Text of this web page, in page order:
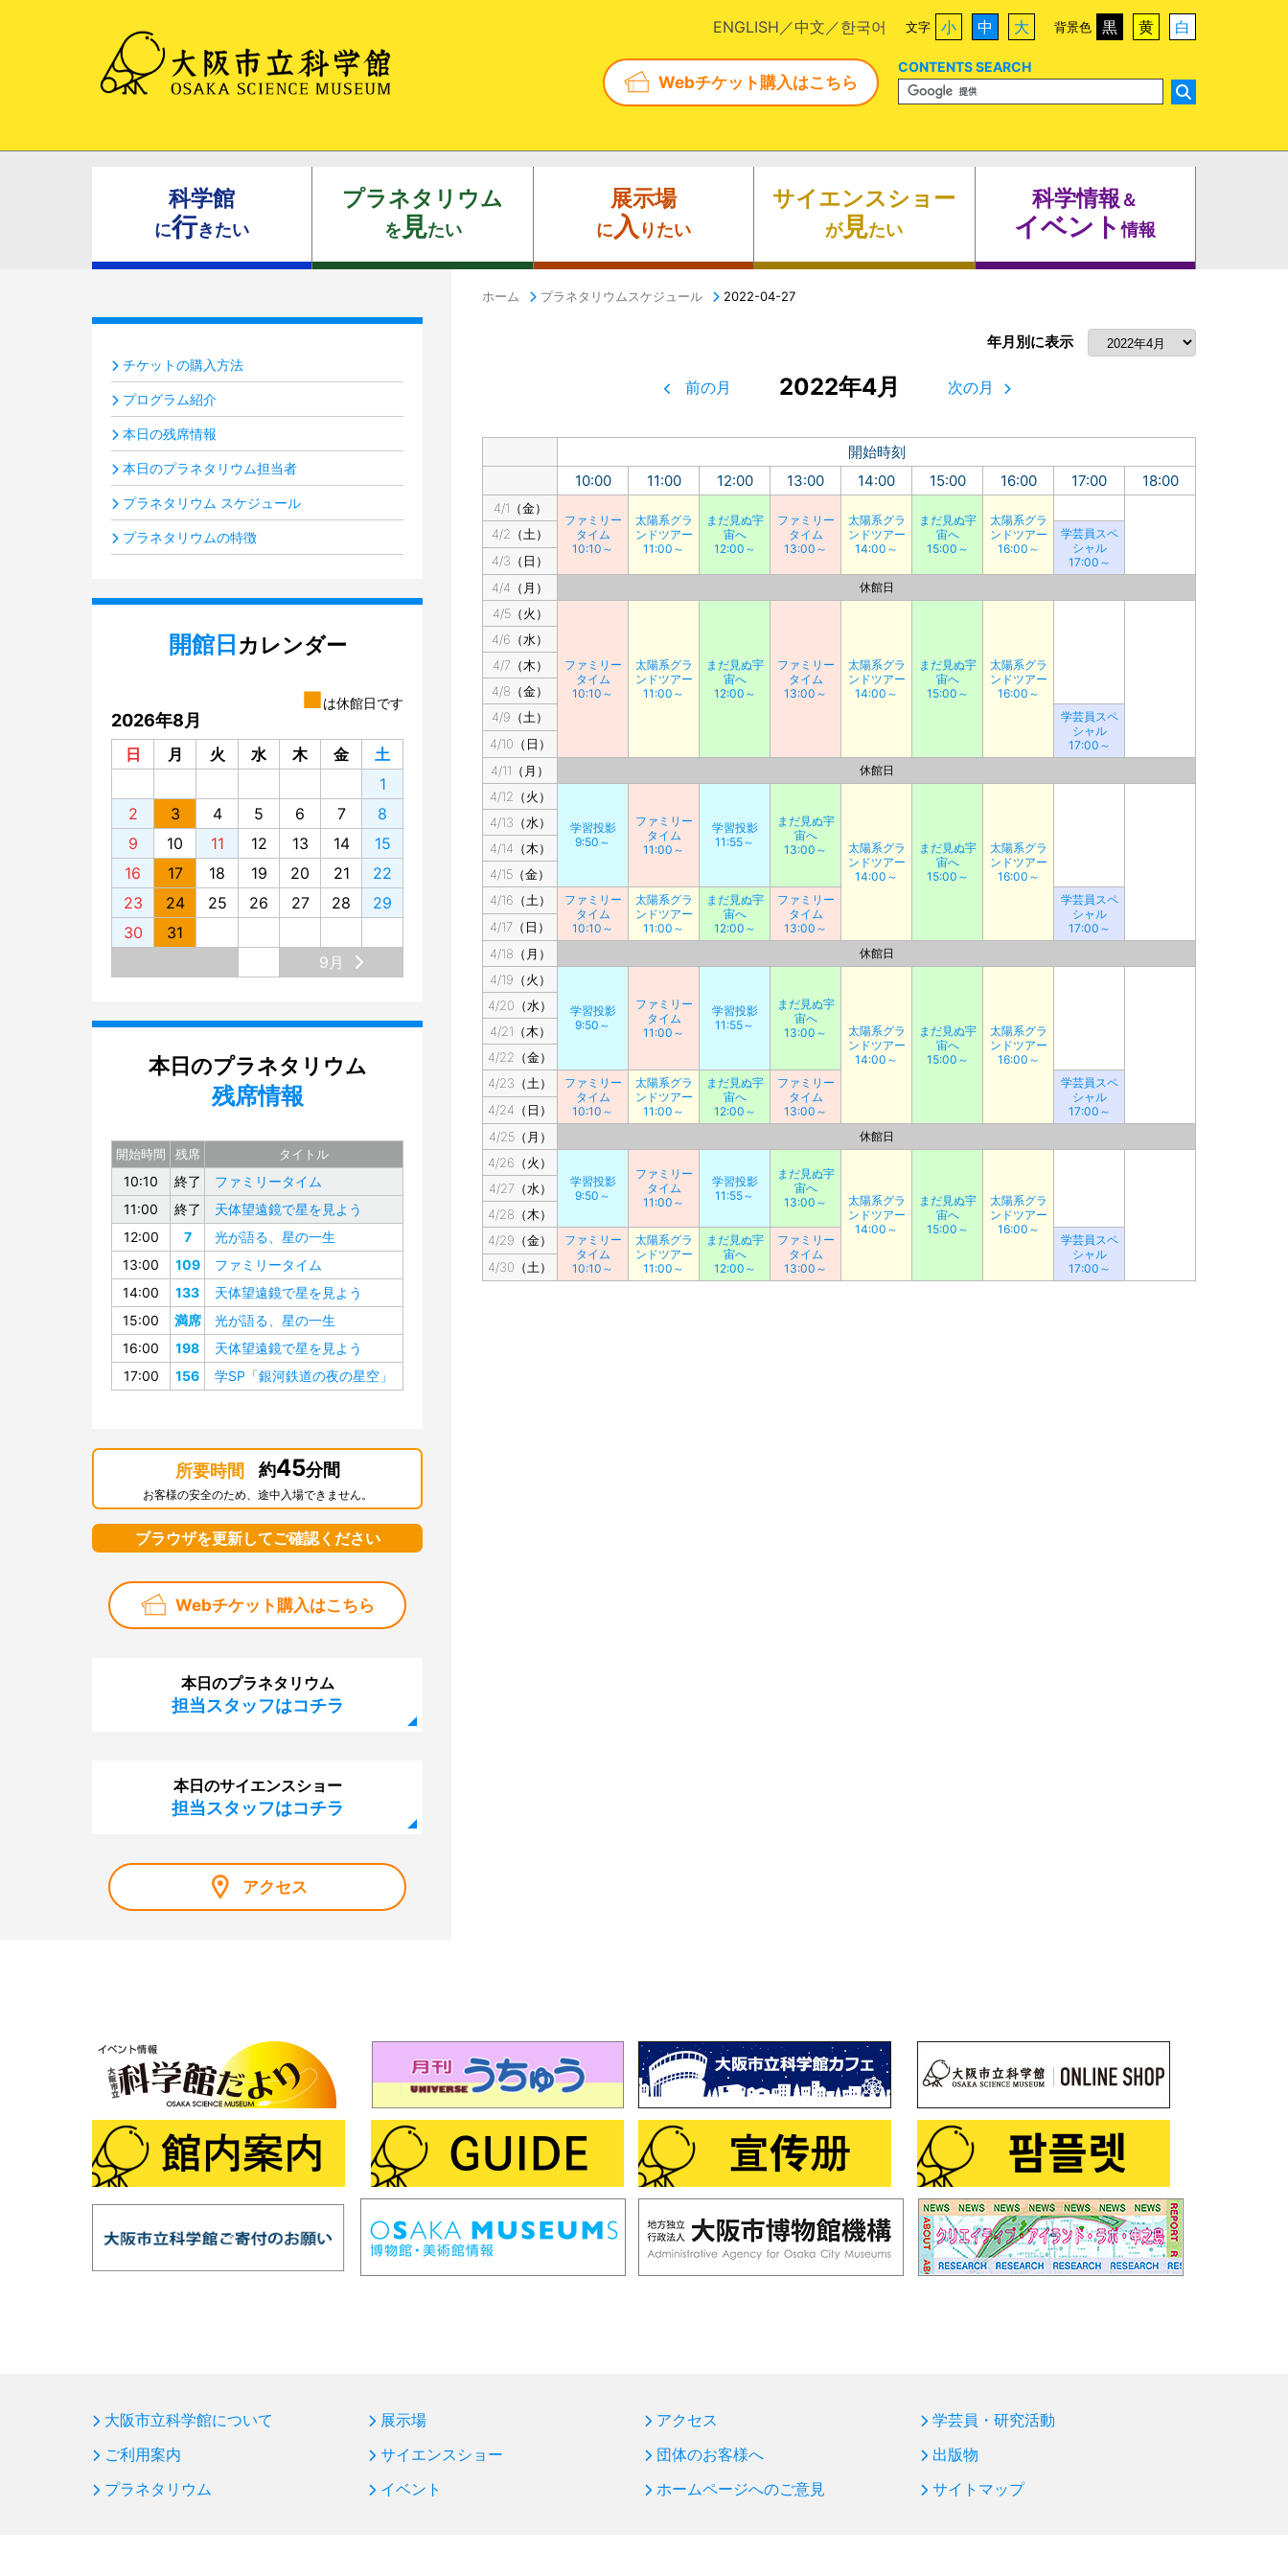
ENGLISH 中文 한국어 文字 小 中 大 背景色 黒 黄 白
Webチケット購入はこちら
CONTENTS SEARCH
科学館
に行きたい
プラネタリウム
を 見たい
展示場
に入 りたい
サイエンスショー
が見たい
科学情報＆
イベント情報
ホーム プラネタリウムスケジュール 2022-04-27
年月別に表示
前の月 2022年4月 次の月
開始時刻
10:00
11:00 12:00 13:00 14:00 15:00 16:00 17:00 18:00
4/1（金）
ファミリー
タイム
10:10～
太陽系グラ
ンドツアー
11:00～
まだ見ぬ宇
宙へ
12:00～
ファミリー
タイム
13:00～
太陽系グラ
ンドツアー
14:00～
まだ見ぬ宇
宙へ
15:00～
太陽系グラ
ンドツアー
16:00～
4/2（土）
学芸員スペ
シャル
17:00～
4/3（日）
4/4（月）
休館日
4/5（火）
ファミリー
タイム
10:10～
太陽系グラ
ンドツアー
11:00～
まだ見ぬ宇
宙へ
12:00～
ファミリー
タイム
13:00～
太陽系グラ
ンドツアー
14:00～
まだ見ぬ宇
宙へ
15:00～
太陽系グラ
ンドツアー
16:00～
4/6（水）
4/7（木）
4/8（金）
4/9（土）
学芸員スペ
シャル
17:00～
4/10（日）
4/11（月）
休館日
4/12（火）
学習投影
9:50～
ファミリー
タイム
11:00～
学習投影
11:55～
まだ見ぬ宇
宙へ
13:00～
太陽系グラ
ンドツアー
14:00～
まだ見ぬ宇
宙へ
15:00～
太陽系グラ
ンドツアー
16:00～
4/13（水）
4/14（木）
4/15（金）
4/16（土）
ファミリー
タイム
10:10～
太陽系グラ
ンドツアー
11:00～
まだ見ぬ宇
宙へ
12:00～
ファミリー
タイム
13:00～
学芸員スペ
シャル
17:00～
4/17（日）
4/18（月）
休館日
4/19（火）
学習投影
9:50～
ファミリー
タイム
11:00～
学習投影
11:55～
まだ見ぬ宇
宙へ
13:00～
太陽系グラ
ンドツアー
14:00～
まだ見ぬ宇
宙へ
15:00～
太陽系グラ
ンドツアー
16:00～
4/20（水）
4/21（木）
4/22（金）
4/23（土）
ファミリー
タイム
10:10～
太陽系グラ
ンドツアー
11:00～
まだ見ぬ宇
宙へ
12:00～
ファミリー
タイム
13:00～
学芸員スペ
シャル
17:00～
4/24（日）
4/25（月）
休館日
4/26（火）
学習投影
9:50～
ファミリー
タイム
11:00～
学習投影
11:55～
まだ見ぬ宇
宙へ
13:00～
太陽系グラ
ンドツアー
14:00～
まだ見ぬ宇
宙へ
15:00～
太陽系グラ
ンドツアー
16:00～
4/27（水）
4/28（木）
4/29（金）
ファミリー
タイム
10:10～
太陽系グラ
ンドツアー
11:00～
まだ見ぬ宇
宙へ
12:00～
ファミリー
タイム
13:00～
学芸員スペ
シャル
17:00～
4/30（土）
チケットの購入方法
プログラム紹介
本日の残席情報
本日のプラネタリウム担当者
プラネタリウム スケジュール
プラネタリウムの特徴
開館日 カレンダー
■は休館日です
2026年8月
日 月 火 水 木 金
土
1
2
3 4 5 6 7
8
9
10 11 12 13 14
15
16
17 18 19 20 21
22
23
24 25 26 27 28
29
30
31
9月
本日のプラネタリウム
残席情報
開始時間 残席 タイトル
10:10 終了
ファミリータイム
11:00
終了
天体望遠鏡で星を見よう
12:00
7
光が語る、星の一生
13:00
109
ファミリータイム
14:00
133
天体望遠鏡で星を見よう
15:00
満席
光が語る、星の一生
16:00
198
天体望遠鏡で星を見よう
17:00
156 学SP「銀河鉄道の夜の星空」
所要時間 約45分間
お客様の安全のため、途中入場できません。
ブラウザを更新してご確認ください
Webチケット購入はこちら
本日のプラネタリウム
担当スタッフはコチラ
本日のサイエンスショー
担当スタッフはコチラ
アクセス
大阪市立科学館について
ご利用案内
プラネタリウム
展示場
サイエンスショー
イベント
アクセス
団体のお客様へ
ホームページへのご意見
学芸員・研究活動
出版物
サイトマップ